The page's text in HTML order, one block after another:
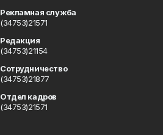
Рекламная служба
(34753)21571
Редакция
(34753)21154
Сотрудничество
(34753)21877
Отдел кадров
(34753)21571